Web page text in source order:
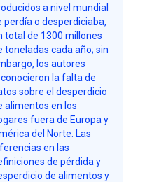
a nivel mundial
perdía o desperdiciaba,
total de 1300 millones
toneladas cada año; sin
los autores
la falta de
sobre el desperdicio
alimentos en los
fuera de Europa y
del Norte. Las
en las
de pérdida y
de alimentos y